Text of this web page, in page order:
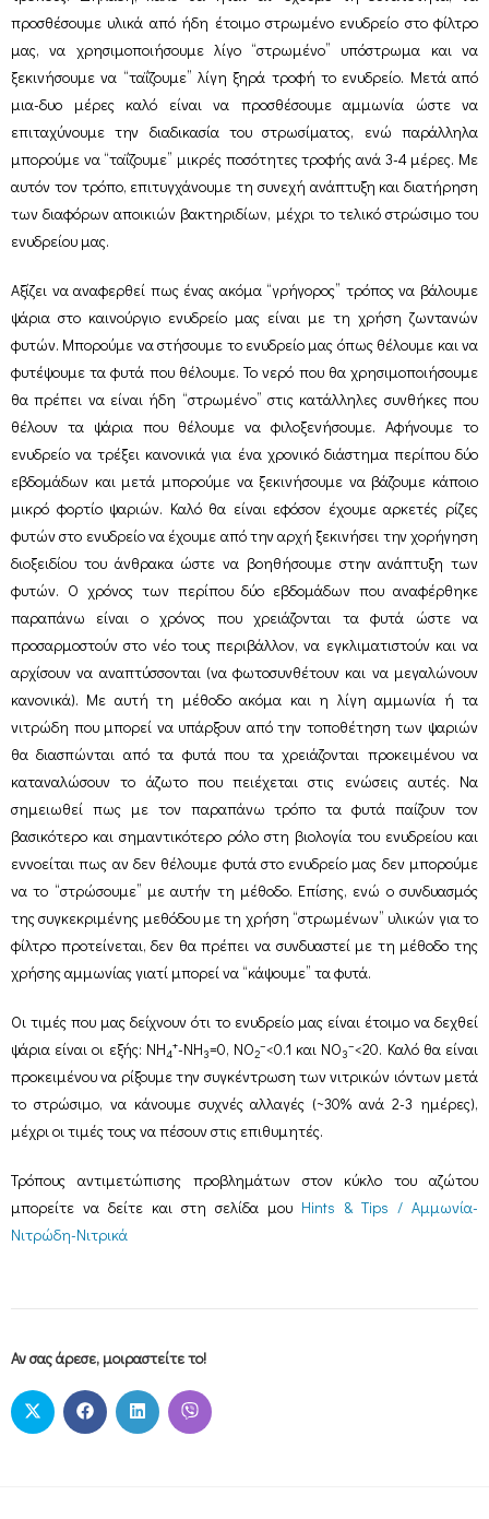
προσθέσουμε υλικά από ήδη έτοιμο στρωμένο ενυδρείο στο φίλτρο
μας, να χρησιμοποιήσουμε λίγο “στρωμένο” υπόστρωμα και να
ξεκινήσουμε να “ταΐζουμε” λίγη ξηρά τροφή το ενυδρείο. Μετά από
μια-δυο μέρες καλό είναι να προσθέσουμε αμμωνία ώστε να
επιταχύνουμε την διαδικασία του στρωσίματος, ενώ παράλληλα
μπορούμε να “ταΐζουμε” μικρές ποσότητες τροφής ανά 3-4 μέρες. Με
αυτόν τον τρόπο, επιτυγχάνουμε τη συνεχή ανάπτυξη και διατήρηση
των διαφόρων αποικιών βακτηριδίων, μέχρι το τελικό στρώσιμο του
ενυδρείου μας.
Αξίζει να αναφερθεί πως ένας ακόμα “γρήγορος” τρόπος να βάλουμε
ψάρια στο καινούργιο ενυδρείο μας είναι με τη χρήση ζωντανών
φυτών. Μπορούμε να στήσουμε το ενυδρείο μας όπως θέλουμε και να
φυτέψουμε τα φυτά που θέλουμε. Το νερό που θα χρησιμοποιήσουμε
θα πρέπει να είναι ήδη “στρωμένο” στις κατάλληλες συνθήκες που
θέλουν τα ψάρια που θέλουμε να φιλοξενήσουμε. Αφήνουμε το
ενυδρείο να τρέξει κανονικά για ένα χρονικό διάστημα περίπου δύο
εβδομάδων και μετά μπορούμε να ξεκινήσουμε να βάζουμε κάποιο
μικρό φορτίο ψαριών. Καλό θα είναι εφόσον έχουμε αρκετές ρίζες
φυτών στο ενυδρείο να έχουμε από την αρχή ξεκινήσει την χορήγηση
διοξειδίου του άνθρακα ώστε να βοηθήσουμε στην ανάπτυξη των
φυτών. Ο χρόνος των περίπου δύο εβδομάδων που αναφέρθηκε
παραπάνω είναι ο χρόνος που χρειάζονται τα φυτά ώστε να
προσαρμοστούν στο νέο τους περιβάλλον, να εγκλιματιστούν και να
αρχίσουν να αναπτύσσονται (να φωτοσυνθέτουν και να μεγαλώνουν
κανονικά). Με αυτή τη μέθοδο ακόμα και η λίγη αμμωνία ή τα
νιτρώδη που μπορεί να υπάρξουν από την τοποθέτηση των ψαριών
θα διασπώνται από τα φυτά που τα χρειάζονται προκειμένου να
καταναλώσουν το άζωτο που πειέχεται στις ενώσεις αυτές. Να
σημειωθεί πως με τον παραπάνω τρόπο τα φυτά παίζουν τον
βασικότερο και σημαντικότερο ρόλο στη βιολογία του ενυδρείου και
εννοείται πως αν δεν θέλουμε φυτά στο ενυδρείο μας δεν μπορούμε
να το “στρώσουμε” με αυτήν τη μέθοδο. Επίσης, ενώ ο συνδυασμός
της συγκεκριμένης μεθόδου με τη χρήση “στρωμένων” υλικών για το
φίλτρο προτείνεται, δεν θα πρέπει να συνδυαστεί με τη μέθοδο της
χρήσης αμμωνίας γιατί μπορεί να “κάψουμε” τα φυτά.
Οι τιμές που μας δείχνουν ότι το ενυδρείο μας είναι έτοιμο να δεχθεί
ψάρια είναι οι εξής: ΝΗ4
+-ΝΗ3=0, NO2
–<0.1 και NO3
–<20. Καλό θα είναι
προκειμένου να ρίξουμε την συγκέντρωση των νιτρικών ιόντων μετά
το στρώσιμο, να κάνουμε συχνές αλλαγές (~30% ανά 2-3 ημέρες),
μέχρι οι τιμές τους να πέσουν στις επιθυμητές.
Τρόπους αντιμετώπισης προβλημάτων στον κύκλο του αζώτου
μπορείτε να δείτε και στη σελίδα μου Ηints & Tips / Aμμωνία-
Νιτρώδη-Νιτρικά
Αν σας άρεσε, μοιραστείτε το!